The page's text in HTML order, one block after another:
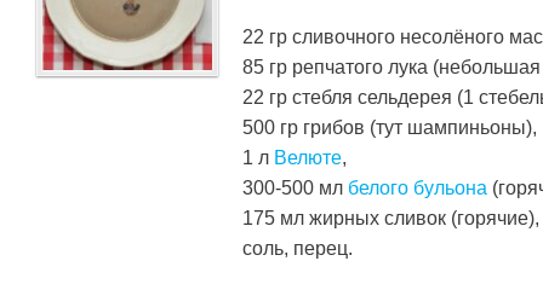
22 гр сливочного несолёного
85 гр репчатого лука
22 гр стебля сельдерея (1
500 гр грибов (тут шампиньоны),
1 л Велюте,
300-500 мл белого бульона
175 мл жирных сливок (горячие),
соль, перец.